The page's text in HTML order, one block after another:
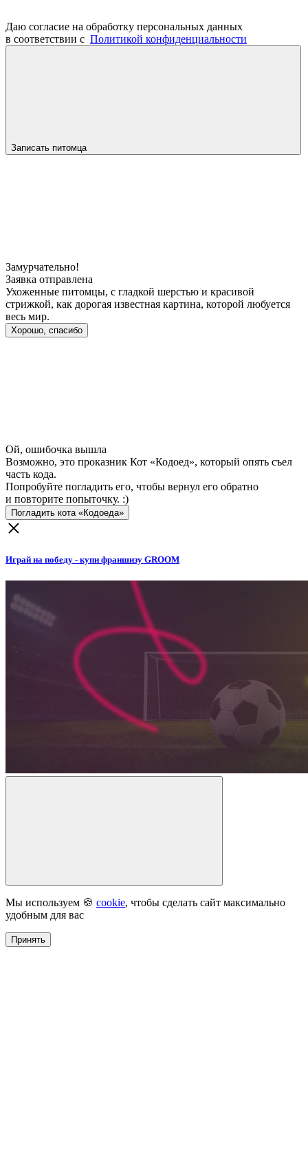
Даю согласие на обработку персональных данных
в соответствии с Политикой конфиденциальности
Записать питомца
Замурчательно!
Заявка отправлена
Ухоженные питомцы, с гладкой шерстью и красивой
стрижкой, как дорогая известная картина, которой любуется
весь мир.
Хорошо, спасибо
Ой, ошибочка вышла
Возможно, это проказник Кот «Кодоед», который опять съел
часть кода.
Попробуйте погладить его, чтобы вернул его обратно
и повторите попыточку. :)
Погладить кота «Кодоеда»
Играй на победу - купи франшизу GROOM
Мы используем 🍪 cookie, чтобы сделать сайт максимально
удобным для вас
Принять